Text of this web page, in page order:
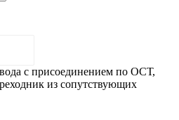
с присоединением по ОСТ,
из сопутствующих